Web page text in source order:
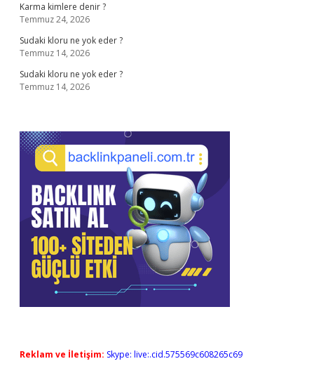
Karma kimlere denir ?
Temmuz 24, 2026
Sudaki kloru ne yok eder ?
Temmuz 14, 2026
Sudaki kloru ne yok eder ?
Temmuz 14, 2026
Reklam ve İletişim: Skype: live:.cid.575569c608265c69